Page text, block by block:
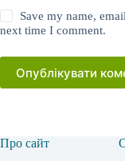
Save my name,
next time I comment.
Опублікувати
Про сайт